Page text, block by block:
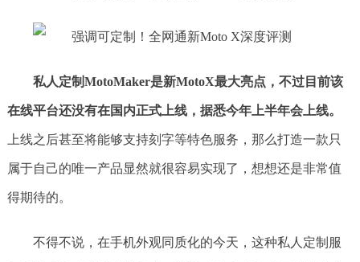
私人定制MotoMaker是新MotoX最大亮点，不过目前该
在线平台还没有在国内正式上线，据悉今年上半年会上线。
上线之后甚至将能够支持刻字等特色服务，那么打造一款只
属于自己的唯一产品显然就很容易实现了，想想还是非常值
得期待的。
不得不说，在手机外观同质化的今天，这种私人定制服